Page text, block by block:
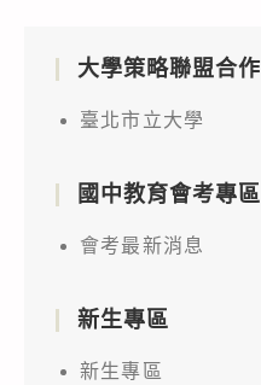
大學策略聯盟合作
臺北市立大學
國中教育會考專區
會考最新消息
新生專區
新生專區